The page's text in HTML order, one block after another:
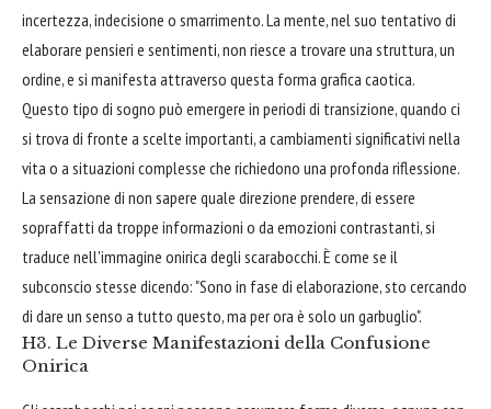
incertezza, indecisione o smarrimento. La mente, nel suo tentativo di
elaborare pensieri e sentimenti, non riesce a trovare una struttura, un
ordine, e si manifesta attraverso questa forma grafica caotica.
Questo tipo di sogno può emergere in periodi di transizione, quando ci
si trova di fronte a scelte importanti, a cambiamenti significativi nella
vita o a situazioni complesse che richiedono una profonda riflessione.
La sensazione di non sapere quale direzione prendere, di essere
sopraffatti da troppe informazioni o da emozioni contrastanti, si
traduce nell'immagine onirica degli scarabocchi. È come se il
subconscio stesse dicendo: "Sono in fase di elaborazione, sto cercando
di dare un senso a tutto questo, ma per ora è solo un garbuglio".
H3. Le Diverse Manifestazioni della Confusione
Onirica